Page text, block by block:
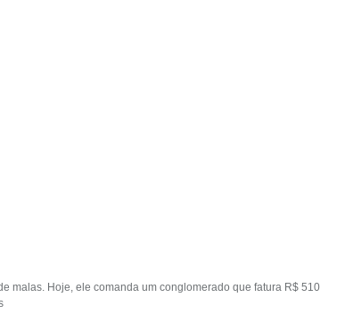
malas. Hoje, ele comanda um conglomerado que fatura R$ 510